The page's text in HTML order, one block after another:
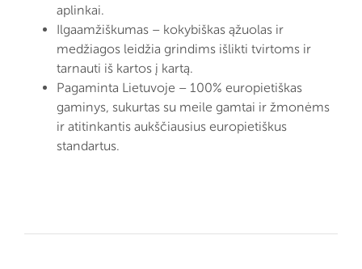
aplinkai.
Ilgaamžiškumas – kokybiškas ąžuolas ir
medžiagos leidžia grindims išlikti tvirtoms ir
tarnauti iš kartos į kartą.
Pagaminta Lietuvoje – 100% europietiškas
gaminys, sukurtas su meile gamtai ir žmonėms
ir atitinkantis aukščiausius europietiškus
standartus.